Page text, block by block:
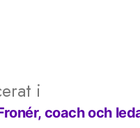
i
coach och